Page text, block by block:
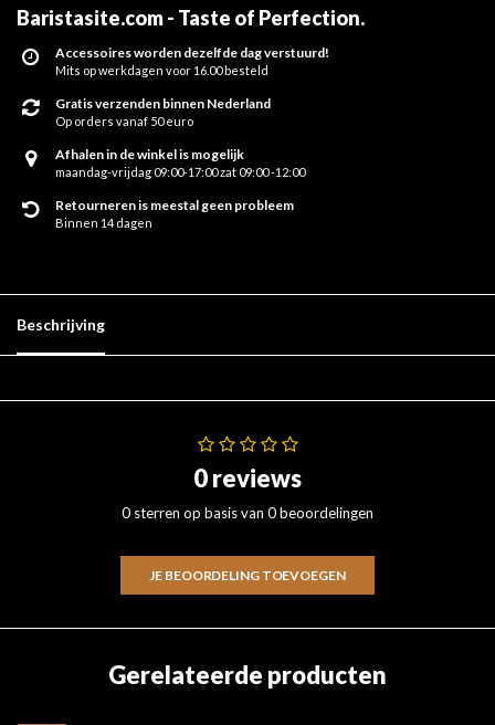
Baristasite.com - Taste of Perfection.
Accessoires worden dezelfde dag verstuurd!
Mits op werkdagen voor 16.00 besteld
Gratis verzenden binnen Nederland
Op orders vanaf 50 euro
Afhalen in de winkel is mogelijk
maandag-vrijdag 09:00-17:00 zat 09:00 -12:00
Retourneren is meestal geen probleem
Binnen 14 dagen
Beschrijving
0 reviews
0 sterren op basis van 0 beoordelingen
JE BEOORDELING TOEVOEGEN
Gerelateerde producten